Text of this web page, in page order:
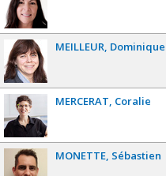
MEILLEUR Dominique
MERCERAT Coralie
MONETTE Sébastien